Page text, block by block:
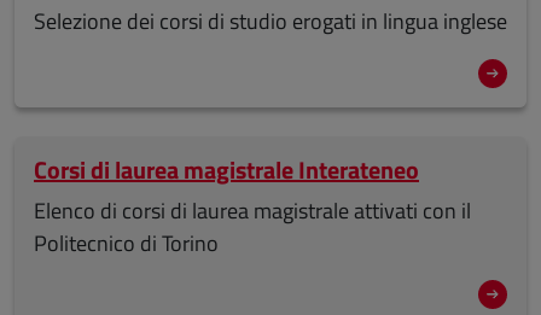
Selezione dei corsi di studio erogati in lingua inglese
Corsi di laurea magistrale Interateneo
Elenco di corsi di laurea magistrale attivati con il
Politecnico di Torino